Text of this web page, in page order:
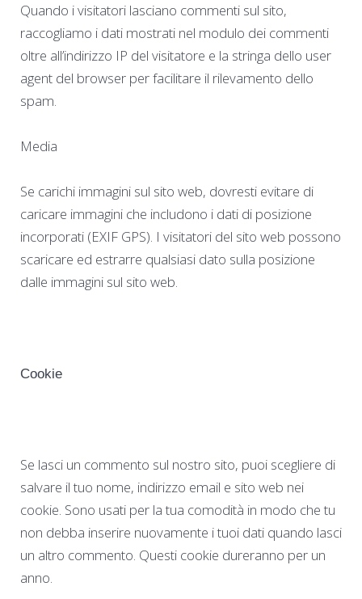
Quando i visitatori lasciano commenti sul sito,
raccogliamo i dati mostrati nel modulo dei commenti
oltre all’indirizzo IP del visitatore e la stringa dello user
agent del browser per facilitare il rilevamento dello
spam.
Media
Se carichi immagini sul sito web, dovresti evitare di
caricare immagini che includono i dati di posizione
incorporati (EXIF GPS). I visitatori del sito web possono
scaricare ed estrarre qualsiasi dato sulla posizione
dalle immagini sul sito web.
Cookie
Se lasci un commento sul nostro sito, puoi scegliere di
salvare il tuo nome, indirizzo email e sito web nei
cookie. Sono usati per la tua comodità in modo che tu
non debba inserire nuovamente i tuoi dati quando lasci
un altro commento. Questi cookie dureranno per un
anno.